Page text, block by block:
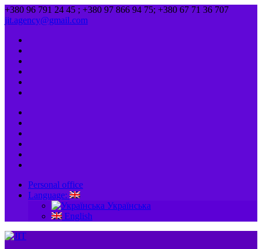
+380 96 791 24 45 ; +380 97 866 94 75; +380 67 71 36 707
jit.agency@gmail.com
Personal office
Language:
Українська
English